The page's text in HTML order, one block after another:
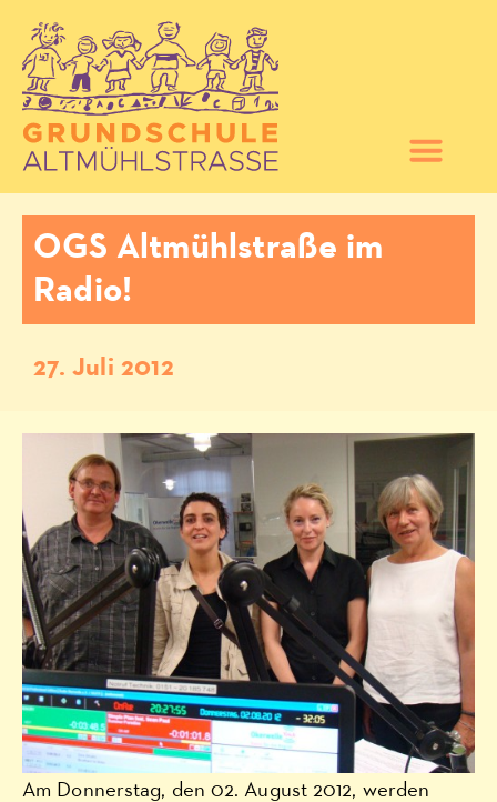
OGS Altmühlstraße im
Radio!
27. Juli 2012
Am Donnerstag, den 02. August 2012, werden